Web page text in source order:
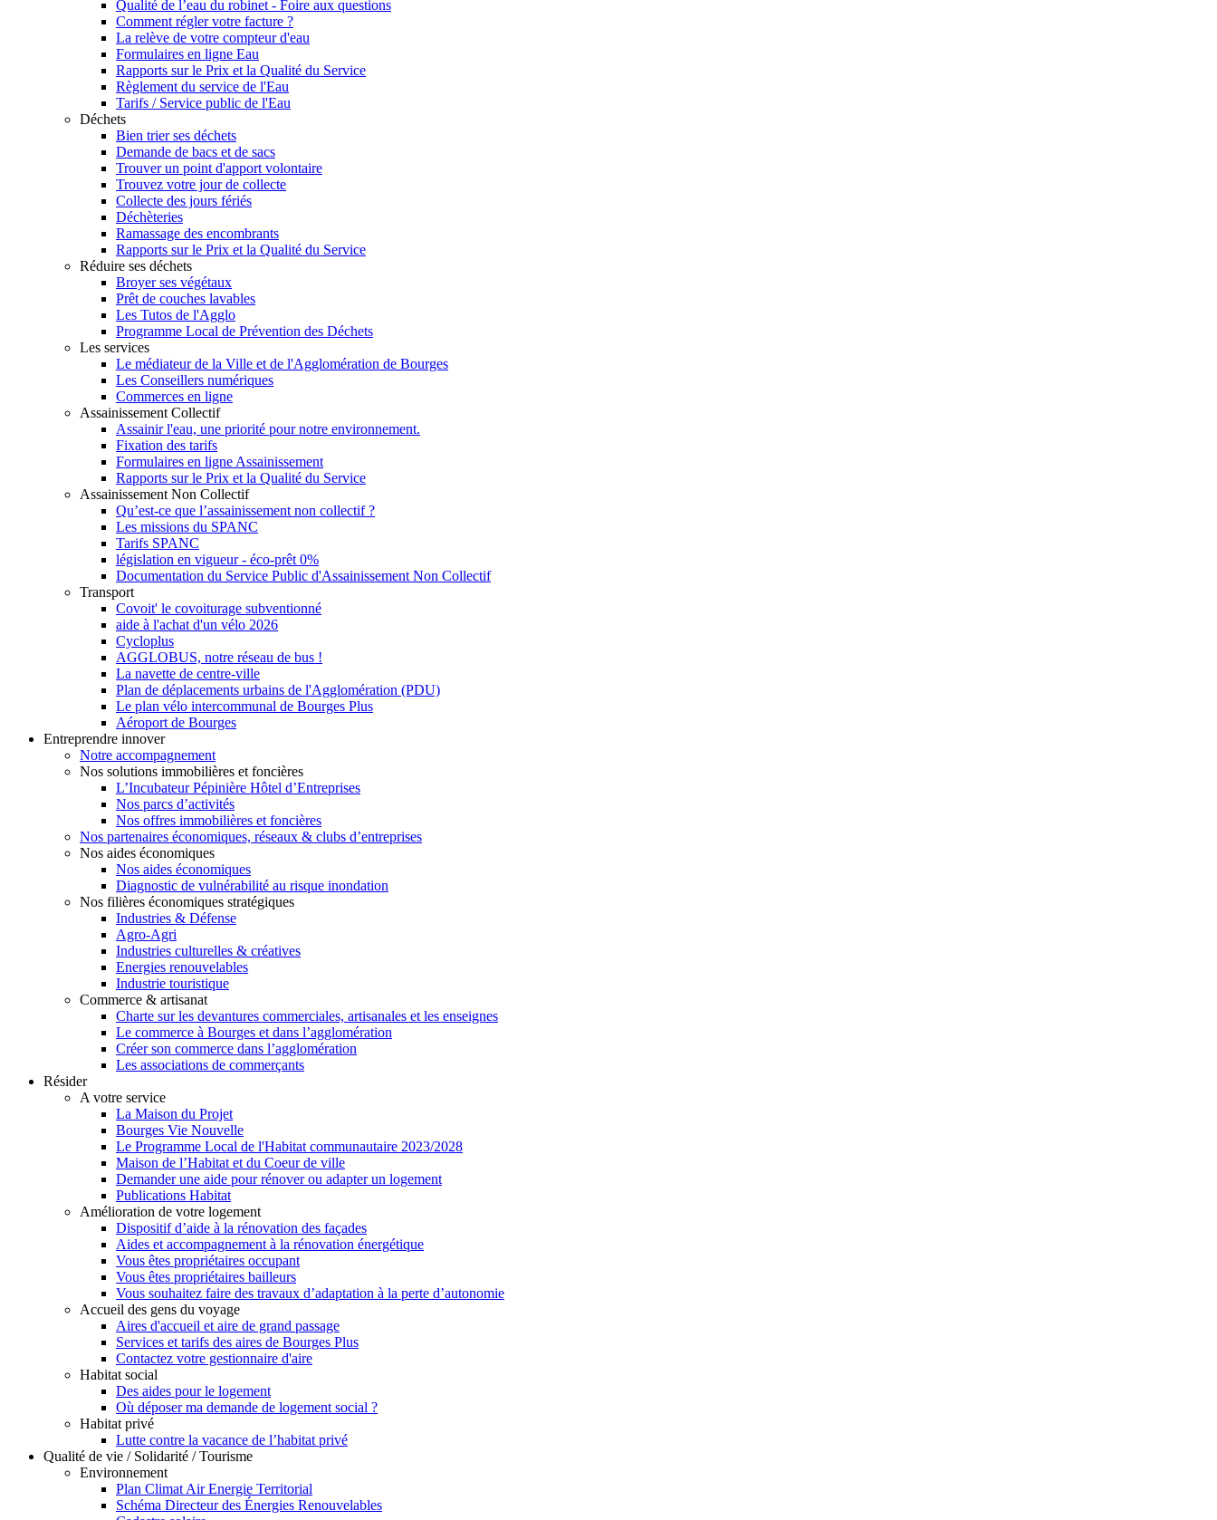
Qualité de l’eau du robinet - Foire aux questions
Comment régler votre facture ?
La relève de votre compteur d'eau
Formulaires en ligne Eau
Rapports sur le Prix et la Qualité du Service
Règlement du service de l'Eau
Tarifs / Service public de l'Eau
Déchets
Bien trier ses déchets
Demande de bacs et de sacs
Trouver un point d'apport volontaire
Trouvez votre jour de collecte
Collecte des jours fériés
Déchèteries
Ramassage des encombrants
Rapports sur le Prix et la Qualité du Service
Réduire ses déchets
Broyer ses végétaux
Prêt de couches lavables
Les Tutos de l'Agglo
Programme Local de Prévention des Déchets
Les services
Le médiateur de la Ville et de l'Agglomération de Bourges
Les Conseillers numériques
Commerces en ligne
Assainissement Collectif
Assainir l'eau, une priorité pour notre environnement.
Fixation des tarifs
Formulaires en ligne Assainissement
Rapports sur le Prix et la Qualité du Service
Assainissement Non Collectif
Qu’est-ce que l’assainissement non collectif ?
Les missions du SPANC
Tarifs SPANC
législation en vigueur - éco-prêt 0%
Documentation du Service Public d'Assainissement Non Collectif
Transport
Covoit' le covoiturage subventionné
aide à l'achat d'un vélo 2026
Cycloplus
AGGLOBUS, notre réseau de bus !
La navette de centre-ville
Plan de déplacements urbains de l'Agglomération (PDU)
Le plan vélo intercommunal de Bourges Plus
Aéroport de Bourges
Entreprendre innover
Notre accompagnement
Nos solutions immobilières et foncières
L’Incubateur Pépinière Hôtel d’Entreprises
Nos parcs d’activités
Nos offres immobilières et foncières
Nos partenaires économiques, réseaux & clubs d’entreprises
Nos aides économiques
Nos aides économiques
Diagnostic de vulnérabilité au risque inondation
Nos filières économiques stratégiques
Industries & Défense
Agro-Agri
Industries culturelles & créatives
Energies renouvelables
Industrie touristique
Commerce & artisanat
Charte sur les devantures commerciales, artisanales et les enseignes
Le commerce à Bourges et dans l’agglomération
Créer son commerce dans l’agglomération
Les associations de commerçants
Résider
A votre service
La Maison du Projet
Bourges Vie Nouvelle
Le Programme Local de l'Habitat communautaire 2023/2028
Maison de l’Habitat et du Coeur de ville
Demander une aide pour rénover ou adapter un logement
Publications Habitat
Amélioration de votre logement
Dispositif d’aide à la rénovation des façades
Aides et accompagnement à la rénovation énergétique
Vous êtes propriétaires occupant
Vous êtes propriétaires bailleurs
Vous souhaitez faire des travaux d’adaptation à la perte d’autonomie
Accueil des gens du voyage
Aires d'accueil et aire de grand passage
Services et tarifs des aires de Bourges Plus
Contactez votre gestionnaire d'aire
Habitat social
Des aides pour le logement
Où déposer ma demande de logement social ?
Habitat privé
Lutte contre la vacance de l’habitat privé
Qualité de vie / Solidarité / Tourisme
Environnement
Plan Climat Air Energie Territorial
Schéma Directeur des Énergies Renouvelables